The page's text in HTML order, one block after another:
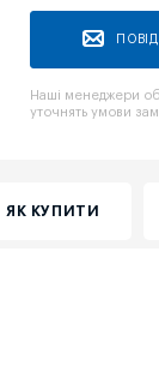
Наші менеджери
уточнять умови
ЯК КУПИТИ